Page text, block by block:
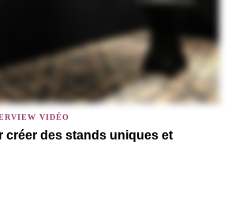
VIDÉO
créer des stands uniques et